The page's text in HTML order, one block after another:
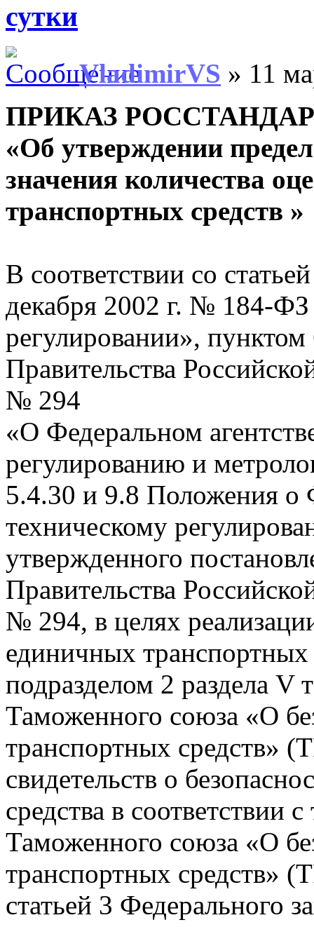
сутки
VladimirVS » 11
ПРИКАЗ
«Об утверждении
значения количества
транспортных средств »
В соответствии со
декабря 2002 г. № 184-
регулировании», пунктом
Правительства
№ 294
«О Федеральном
регулированию и
5.4.30 и 9.8 Положения о
техническому
утвержденного
Правительства
№ 294, в целях
единичных транспортных
подразделом 2 раздела V
Таможенного союза «О
транспортных средств»
свидетельств о
средства в соответствии
Таможенного союза «О
транспортных средств»
статьей 3 Федерального